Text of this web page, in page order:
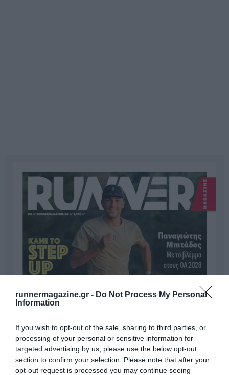
runnermagazine.gr - Do Not Process My Personal
Information
If you wish to opt-out of the sale, sharing to third parties, or
processing of your personal or sensitive information for
targeted advertising by us, please use the below opt-out
section to confirm your selection. Please note that after your
opt-out request is processed you may continue seeing